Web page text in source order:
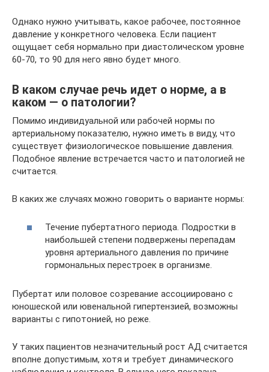
Однако нужно учитывать, какое рабочее, постоянное
давление у конкретного человека. Если пациент
ощущает себя нормально при диастолическом уровне
60-70, то 90 для него явно будет много.
В каком случае речь идет о норме, а в
каком — о патологии?
Помимо индивидуальной или рабочей нормы по
артериальному показателю, нужно иметь в виду, что
существует физиологическое повышение давления.
Подобное явление встречается часто и патологией не
считается.
В каких же случаях можно говорить о варианте нормы:
Течение пубертатного периода. Подростки в
наибольшей степени подвержены перепадам
уровня артериального давления по причине
гормональных перестроек в организме.
Пубертат или половое созревание ассоциировано с
юношеской или ювенальной гипертензией, возможны
варианты с гипотонией, но реже.
У таких пациентов незначительный рост АД считается
вполне допустимым, хотя и требует динамического